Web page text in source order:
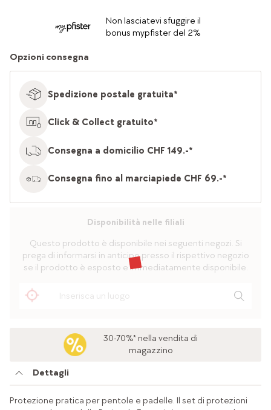
Non lasciatevi sfuggire il
bonus mypfister del 2%
Opzioni consegna
Spedizione postale gratuita*
Click & Collect gratuito*
Consegna a domicilio CHF 149.-*
Consegna fino al marciapiede CHF 69.-*
Disponibilità nelle filiali
Questo prodotto è disponibile nei seguenti negozi. Si
prega di informarsi in anticipo presso il rispettivo negozio
se il prodotto è esposto e immediatamente disponibile.
30-70%* nella vendita di
magazzino
Dettagli
Protezione pratica per pentole e padelle. Il set di protezioni